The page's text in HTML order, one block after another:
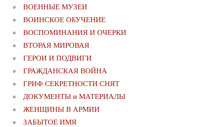
ВОЕННЫЕ МУЗЕИ
ВОИНСКОЕ ОБУЧЕНИЕ
ВОСПОМИНАНИЯ И ОЧЕРКИ
ВТОРАЯ МИРОВАЯ
ГЕРОИ И ПОДВИГИ
ГРАЖДАНСКАЯ ВОЙНА
ГРИФ СЕКРЕТНОСТИ СНЯТ
ДОКУМЕНТЫ и МАТЕРИАЛЫ
ЖЕНЩИНЫ В АРМИИ
ЗАБЫТОЕ ИМЯ